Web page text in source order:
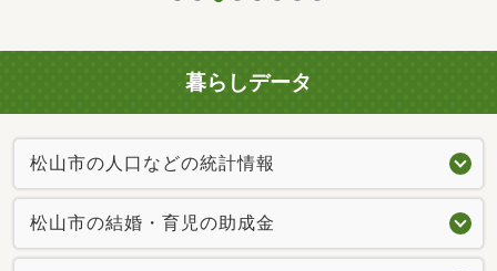
暮らしデータ
松山市の人口などの統計情報
松山市の結婚・育児の助成金